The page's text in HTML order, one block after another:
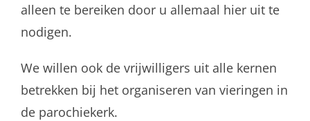
alleen te bereiken door u allemaal hier uit te
nodigen.
We willen ook de vrijwilligers uit alle kernen
betrekken bij het organiseren van vieringen in
de parochiekerk.